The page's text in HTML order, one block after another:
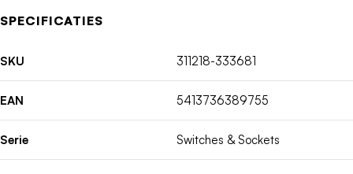
SPECIFICATIES
SKU 311218-333681
EAN 5413736389755
Serie Switches & Sockets